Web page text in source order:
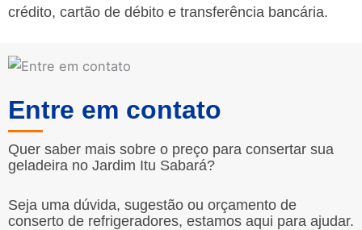
crédito, cartão de débito e transferência bancária.
Entre em contato
Quer saber mais sobre o preço para consertar sua
geladeira no Jardim Itu Sabará?
Seja uma dúvida, sugestão ou orçamento de
conserto de refrigeradores, estamos aqui para ajudar.